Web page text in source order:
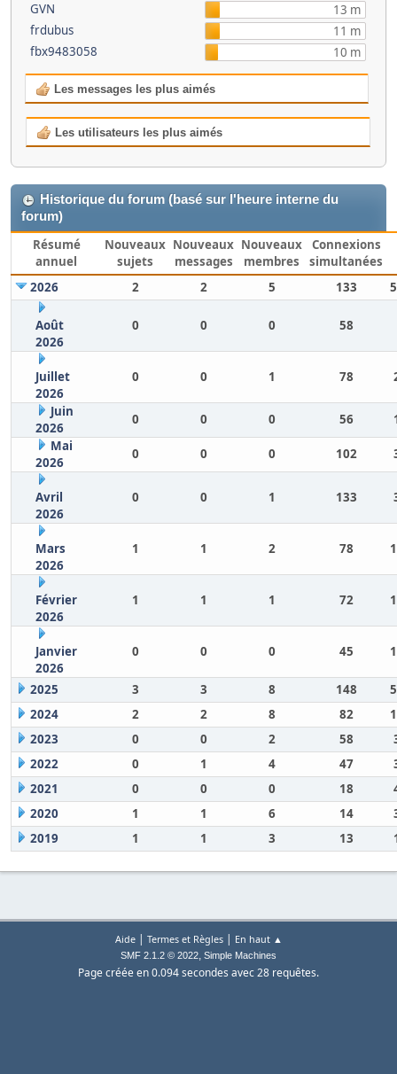
GVN
13 m
frdubus
11 m
fbx9483058
10 m
Les messages les plus aimés
Les utilisateurs les plus aimés
Historique du forum (basé sur l'heure interne du
forum)
Résumé
annuel
Nouveaux
sujets
Nouveaux
messages
Nouveaux
membres
Connexions
simultanées
2026
2 2 5 133
Août
2026
0 0 0 58
Juillet
2026
0 0 1 78
Juin
2026
0 0 0 56
Mai
2026
0 0 0 102
Avril
2026
0 0 1 133
Mars
2026
1 1 2 78
Février
2026
1 1 1 72
Janvier
2026
0 0 0 45
2025 3 3 8 148
2024
2 2 8 82
2023
0 0 2 58
2022
0 1 4 47
2021
0 0 0 18
2020
1 1 6 14
2019
1 1 3 13
Aide| Termes et Règles| En haut ▲
SMF 2.1.2 © 2022, Simple Machines
Page créée en 0.094 secondes avec 28 requêtes.